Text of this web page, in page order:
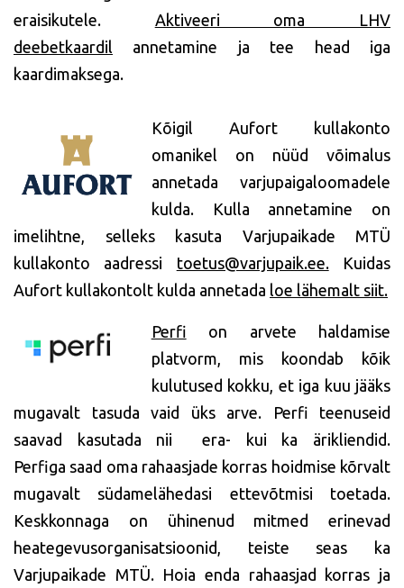
eraisikutele. Aktiveeri oma LHV
deebetkaardil annetamine ja tee head iga
kaardimaksega.
Kõigil Aufort kullakonto
omanikel on nüüd võimalus
annetada varjupaigaloomadele
kulda. Kulla annetamine on
imelihtne, selleks kasuta Varjupaikade MTÜ
kullakonto aadressi toetus@varjupaik.ee. Kuidas
Aufort kullakontolt kulda annetada loe lähemalt siit.
Perfi on arvete haldamise
platvorm, mis koondab kõik
kulutused kokku, et iga kuu jääks
mugavalt tasuda vaid üks arve. Perfi teenuseid
saavad kasutada nii era- kui ka ärikliendid.
Perfiga saad oma rahaasjade korras hoidmise kõrvalt
mugavalt südamelähedasi ettevõtmisi toetada.
Keskkonnaga on ühinenud mitmed erinevad
heategevusorganisatsioonid, teiste seas ka
Varjupaikade MTÜ. Hoia enda rahaasjad korras ja